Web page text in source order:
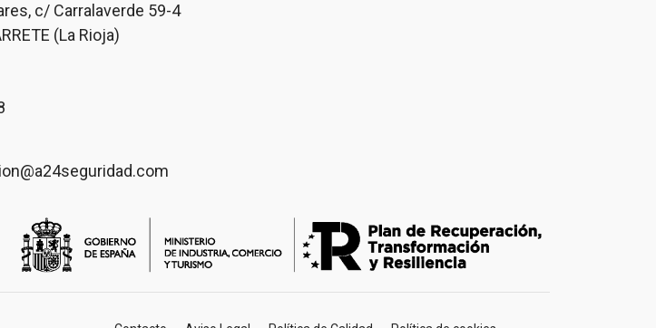
c/ Carralaverde 59-4
(La Rioja)